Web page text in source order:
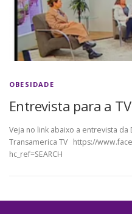
OBESIDADE
Entrevista para a
Veja no link abaixo a entrevista da
Transamerica TV https://
hc_ref=SEARCH